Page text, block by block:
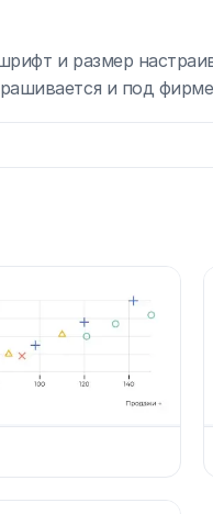
и размер
и под